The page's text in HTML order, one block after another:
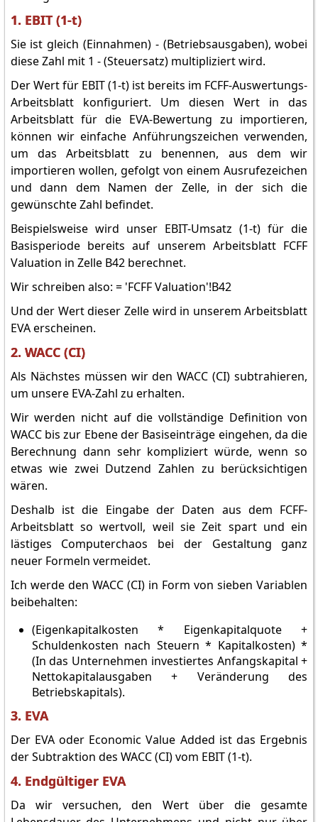
1. EBIT (1-t)
Sie ist gleich (Einnahmen) - (Betriebsausgaben), wobei
diese Zahl mit 1 - (Steuersatz) multipliziert wird.
Der Wert für EBIT (1-t) ist bereits im FCFF-Auswertungs-
Arbeitsblatt konfiguriert. Um diesen Wert in das
Arbeitsblatt für die EVA-Bewertung zu importieren,
können wir einfache Anführungszeichen verwenden,
um das Arbeitsblatt zu benennen, aus dem wir
importieren wollen, gefolgt von einem Ausrufezeichen
und dann dem Namen der Zelle, in der sich die
gewünschte Zahl befindet.
Beispielsweise wird unser EBIT-Umsatz (1-t) für die
Basisperiode bereits auf unserem Arbeitsblatt FCFF
Valuation in Zelle B42 berechnet.
Wir schreiben also: = 'FCFF Valuation'!B42
Und der Wert dieser Zelle wird in unserem Arbeitsblatt
EVA erscheinen.
2. WACC (CI)
Als Nächstes müssen wir den WACC (CI) subtrahieren,
um unsere EVA-Zahl zu erhalten.
Wir werden nicht auf die vollständige Definition von
WACC bis zur Ebene der Basiseinträge eingehen, da die
Berechnung dann sehr kompliziert würde, wenn so
etwas wie zwei Dutzend Zahlen zu berücksichtigen
wären.
Deshalb ist die Eingabe der Daten aus dem FCFF-
Arbeitsblatt so wertvoll, weil sie Zeit spart und ein
lästiges Computerchaos bei der Gestaltung ganz
neuer Formeln vermeidet.
Ich werde den WACC (CI) in Form von sieben Variablen
beibehalten:
(Eigenkapitalkosten * Eigenkapitalquote +
Schuldenkosten nach Steuern * Kapitalkosten) *
(In das Unternehmen investiertes Anfangskapital +
Nettokapitalausgaben + Veränderung des
Betriebskapitals).
3. EVA
Der EVA oder Economic Value Added ist das Ergebnis
der Subtraktion des WACC (CI) vom EBIT (1-t).
4. Endgültiger EVA
Da wir versuchen, den Wert über die gesamte